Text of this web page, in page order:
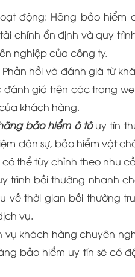
động: Hãng bảo
chính ổn định và quy
nghiệp của công ty.
hồi và đánh giá từ
đánh giá trên các trang
khách hàng.
bảo hiểm ô tôuy tín
dân sự, bảo hiểm vật
thể tùy chỉnh theo nhu
trình bồi thường nhanh
về thời gian bồi thường
vụ.
vụ khách hàng chuyên
bảo hiểm uy tín sẽ có